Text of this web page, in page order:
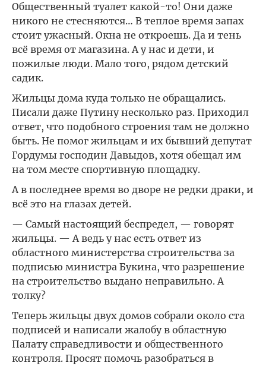
Общественный туалет какой-то! Они даже
никого не стесняются… В теплое время запах
стоит ужасный. Окна не откроешь. Да и тень
всё время от магазина. А у нас и дети, и
пожилые люди. Мало того, рядом детский
садик.
Жильцы дома куда только не обращались.
Писали даже Путину несколько раз. Приходил
ответ, что подобного строения там не должно
быть. Не помог жильцам и их бывший депутат
Гордумы господин Давыдов, хотя обещал им
на том месте спортивную площадку.
А в последнее время во дворе не редки драки, и
всё это на глазах детей.
— Самый настоящий беспредел, — говорят
жильцы. — А ведь у нас есть ответ из
областного министерства строительства за
подписью министра Букина, что разрешение
на строительство выдано неправильно. А
толку?
Теперь жильцы двух домов собрали около ста
подписей и написали жалобу в областную
Палату справедливости и общественного
контроля. Просят помочь разобраться в